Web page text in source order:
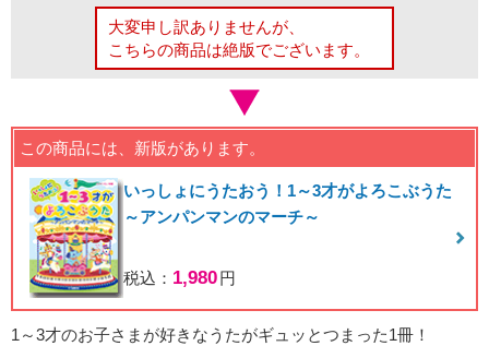
大変申し訳ありませんが、
こちらの商品は絶版でございます。
この商品には、新版があります。
いっしょにうたおう！1～3才がよろこぶうた
～アンパンマンのマーチ～
税込： 1,980円
1～3才のお子さまが好きなうたがギュッとつまった1冊！